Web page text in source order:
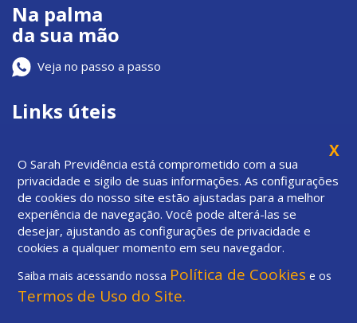
Na palma
da sua mão
Veja no passo a passo
Links úteis
Privacidade
Previc
X
O Sarah Previdência está comprometido com a sua
privacidade e sigilo de suas informações. As configurações
de cookies do nosso site estão ajustadas para a melhor
experiência de navegação. Você pode alterá-las se
desejar, ajustando as configurações de privacidade e
cookies a qualquer momento em seu navegador.
Saiba mais acessando nossa Política de Cookies e os
Termos de Uso do Site.